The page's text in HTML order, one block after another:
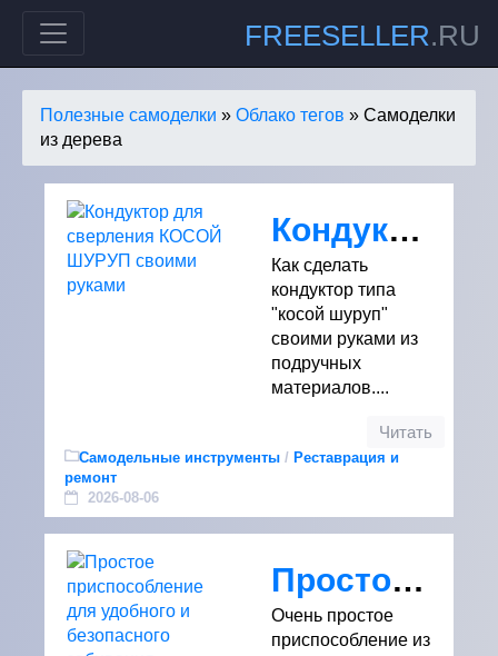
FREESELLER.RU
Полезные самоделки » Облако тегов » Самоделки
из дерева
Кондуктор для сверления КОСОЙ ШУРУП своими руками
Как сделать
кондуктор типа
"косой шуруп"
своими руками из
подручных
материалов....
Читать
Самодельные инструменты / Реставрация и
ремонт
2026-08-06
Простое приспособление для удобного и безопасного забивания маленьких гвоздиков
Очень простое
приспособление из